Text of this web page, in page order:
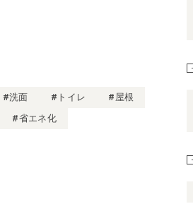
#洗面 #トイレ
#屋根
#省エネ化